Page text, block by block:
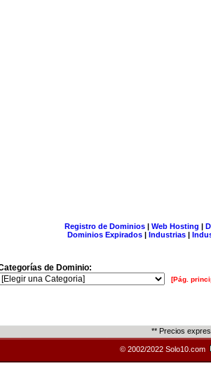
Registro de Dominios| Web Hosting |
Dominios Expirados | Industrias |
de Dominio:
[Pág.
** Precios
© 2002/2022 Solo10.com